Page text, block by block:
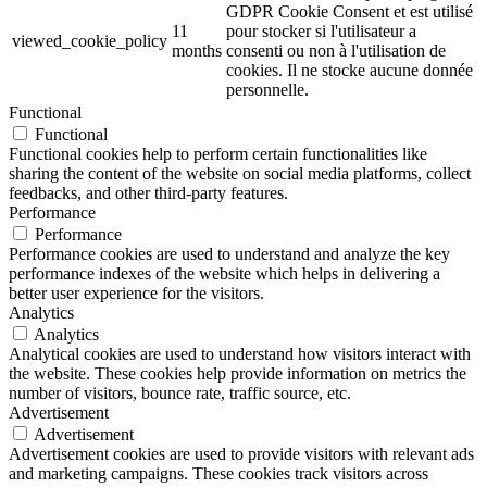
viewed_cookie_policy
11
months
GDPR Cookie Consent et est utilisé
pour stocker si l'utilisateur a
consenti ou non à l'utilisation de
cookies. Il ne stocke aucune donnée
personnelle.
Functional
Functional
Functional cookies help to perform certain functionalities like
sharing the content of the website on social media platforms, collect
feedbacks, and other third-party features.
Performance
Performance
Performance cookies are used to understand and analyze the key
performance indexes of the website which helps in delivering a
better user experience for the visitors.
Analytics
Analytics
Analytical cookies are used to understand how visitors interact with
the website. These cookies help provide information on metrics the
number of visitors, bounce rate, traffic source, etc.
Advertisement
Advertisement
Advertisement cookies are used to provide visitors with relevant ads
and marketing campaigns. These cookies track visitors across